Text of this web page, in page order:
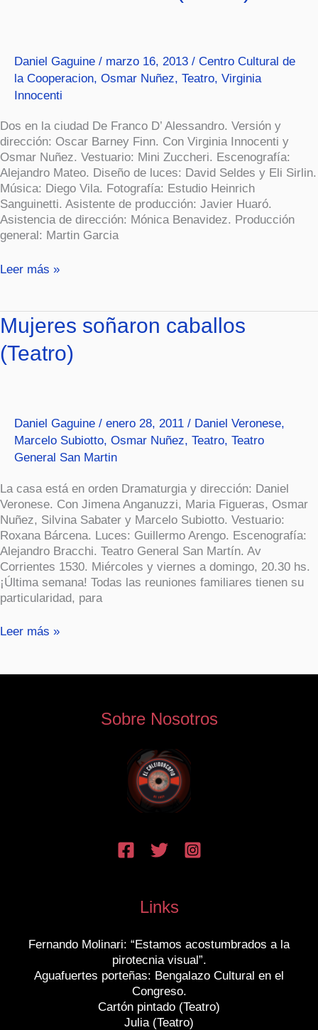
Daniel Gaguine / marzo 16, 2013 / Centro Cultural de
la Cooperacion, Osmar Nuñez, Teatro, Virginia
Innocenti
Dos en la ciudad De Franco D’ Alessandro. Versión y
dirección: Oscar Barney Finn. Con Virginia Innocenti y
Osmar Nuñez. Vestuario: Mini Zuccheri. Escenografía:
Alejandro Mateo. Diseño de luces: David Seldes y Eli Sirlin.
Música: Diego Vila. Fotografía: Estudio Heinrich
Sanguinetti. Asistente de producción: Javier Huaró.
Asistencia de dirección: Mónica Benavidez. Producción
general: Martin Garcia
Leer más »
Mujeres soñaron caballos
(Teatro)
Daniel Gaguine / enero 28, 2011 / Daniel Veronese,
Marcelo Subiotto, Osmar Nuñez, Teatro, Teatro
General San Martin
La casa está en orden Dramaturgia y dirección: Daniel
Veronese. Con Jimena Anganuzzi, Maria Figueras, Osmar
Nuñez, Silvina Sabater y Marcelo Subiotto. Vestuario:
Roxana Bárcena. Luces: Guillermo Arengo. Escenografía:
Alejandro Bracchi. Teatro General San Martín. Av
Corrientes 1530. Miércoles y viernes a domingo, 20.30 hs.
¡Última semana! Todas las reuniones familiares tienen su
particularidad, para
Mujeres
soñaron
caballos
(Teatro)
Leer más »
Sobre Nosotros
Links
Fernando Molinari: “Estamos acostumbrados a la
pirotecnia visual”.
Aguafuertes porteñas: Bengalazo Cultural en el
Congreso.
Cartón pintado (Teatro)
Julia (Teatro)